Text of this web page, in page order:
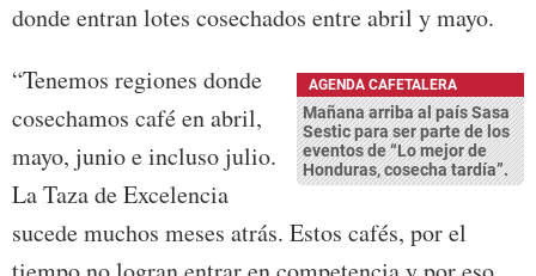
donde entran lotes cosechados entre abril y mayo.
AGENDA CAFETALERA
Mañana arriba al país Sasa
Sestic para ser parte de los
eventos de “Lo mejor de
Honduras, cosecha tardía”.
“Tenemos regiones donde
cosechamos café en abril,
mayo, junio e incluso julio.
La Taza de Excelencia
sucede muchos meses atrás. Estos cafés, por el